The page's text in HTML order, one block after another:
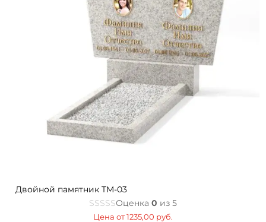
Двойной памятник TM-03
Оценка 0 из 5
Цена от1235,00 руб.